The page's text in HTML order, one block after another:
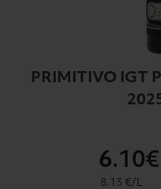
PRIMITIVO IGT
6.10€
8.13 €/L